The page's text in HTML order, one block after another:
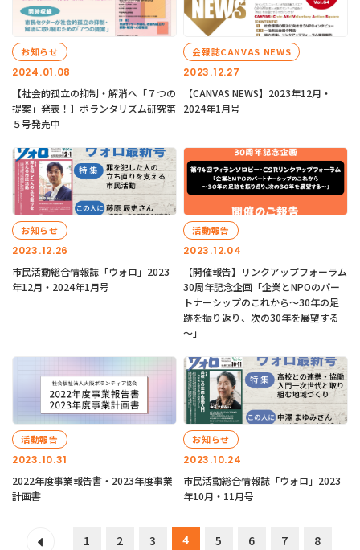
2024.01.08
お知らせ
【社会的孤立の抑制・解消へ「７つの
提案」発表！】ボランタリズム研究第
５号発売中
2023.12.27
会報誌CANVAS NEWS
【CANVAS NEWS】2023年12月・
2024年1月号
2023.12.26
お知らせ
市民活動総合情報誌「ウォロ」2023
年12月・2024年1月号
2023.12.04
活動報告
【開催報告】リンクアップフォーラム
30周年記念企画「企業とNPOのパー
トナーシップのこれから～30年の足
跡を振り返り、次の30年を展望する
～」
2023.10.31
活動報告
2022年度事業報告書・2023年度事業
計画書
2023.10.24
お知らせ
市民活動総合情報誌「ウォロ」2023
年10月・11月号
1 2 3 4 5 6 7
8